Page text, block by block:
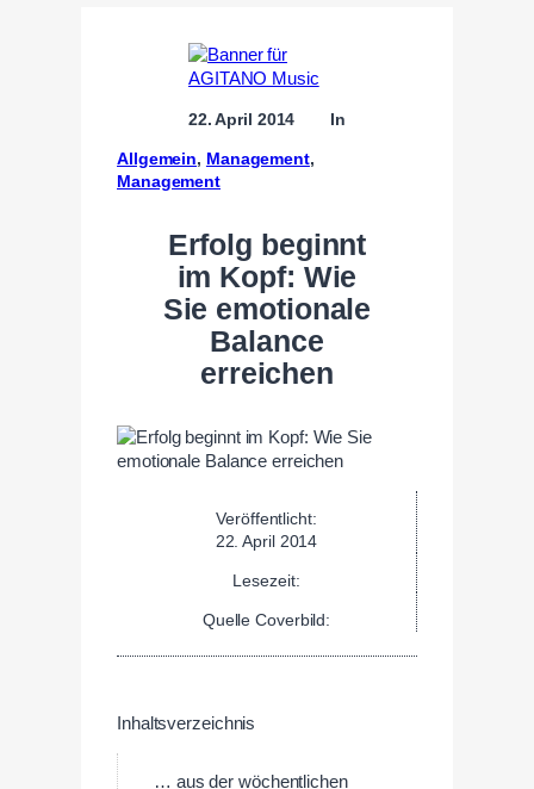
22. April 2014 In
Allgemein, Management
Management
Erfolg beginnt
im Kopf: Wie
Sie emotionale
Balance
erreichen
Veröffentlicht:
22. April 2014
Lesezeit:
Quelle Coverbild:
Inhaltsverzeichnis
… aus der wöchentlichen